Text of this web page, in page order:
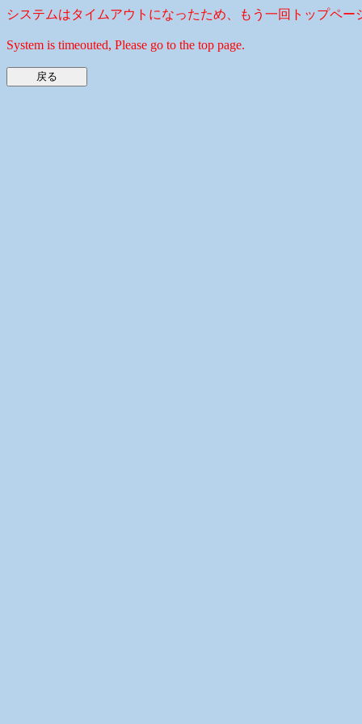
システムはタイムアウトになったため、もう一回トップペー
System is timeouted, Please go to the top page.